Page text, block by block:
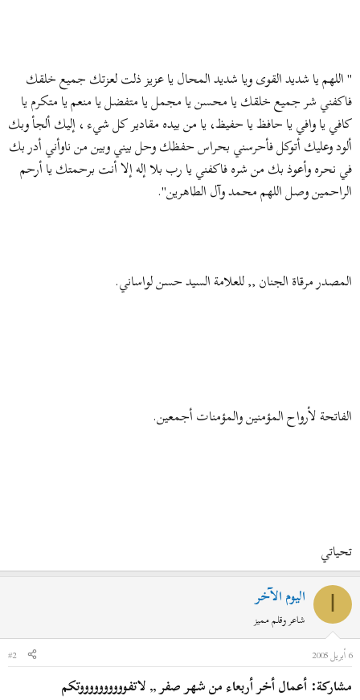
" اللهم يا شديد القوى ويا شديد المحال يا عزيز ذلت لعزتك جميع خلقك
فاكفني شر جميع خلقك يا محسن يا مجمل يا متفضل يا منعم يا متكرم يا
كافي يا وافي يا حافظ يا حفيظ، يا من بيده مقادير كل شيء ، إليك ألجأ وبك
ألود وعليك أتوكل فأحرسني بحراس حفظك وحل بيني وبين من ناوأني أدر بك
في نحره وأعوذ بك من شره فاكفني يا رب بلا إله إلا أنت برحمتك يا أرحم
الراحمين وصل اللهم محمد وآل الطاهرين".
المصدر مرقاة الجنان ,, للعلامة السيد حسن لواساني.
الفاتحة لأرواح المؤمنين والمؤمنات أجمعين.
تحياتي
اليوم الآخر
شاعر وقلم مميز
6 أبريل 2005
#2
مشاركة: أعمال أخر أربعاء من شهر صفر ,, لاتفووووووووووتكم